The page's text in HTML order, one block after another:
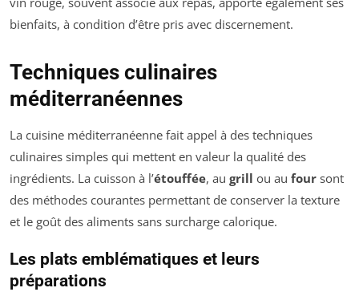
bienfaits, à condition d’être pris avec discernement.
Techniques culinaires
méditerranéennes
La cuisine méditerranéenne fait appel à des techniques
culinaires simples qui mettent en valeur la qualité des
ingrédients. La cuisson à l’étouffée, au grill ou au four sont
des méthodes courantes permettant de conserver la texture
et le goût des aliments sans surcharge calorique.
Les plats emblématiques et leurs
préparations